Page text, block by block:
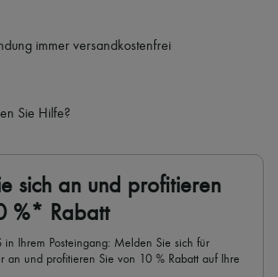
immer versandkostenfrei
Sie Hilfe?
sich an und profitieren
%* Rabatt
in Ihrem Posteingang: Melden Sie sich für
an und profitieren Sie von 10 % Rabatt auf Ihre